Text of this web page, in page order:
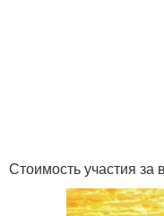
Стоимость участия за